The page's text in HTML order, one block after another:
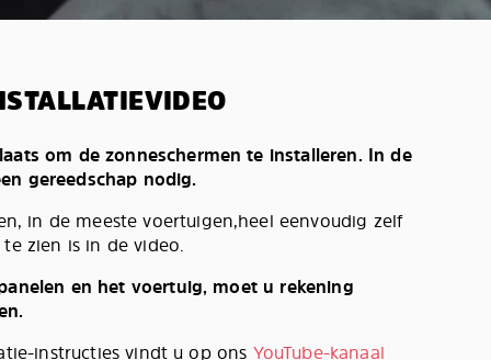
om de zonneschermen te installeren. In de
gereedschap nodig.
in de meeste voertuigen,heel eenvoudig zelf
zien is in de video.
en het voertuig, moet u rekening
instructies vindt u op ons YouTube-kanaal